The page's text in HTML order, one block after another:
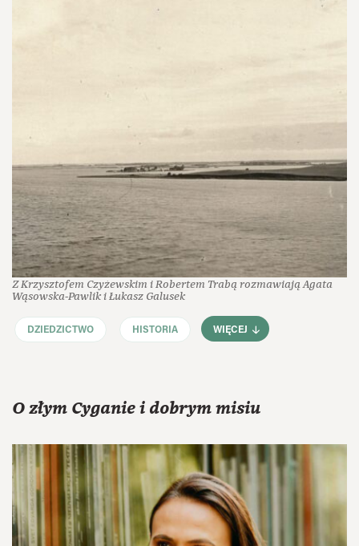
Z Krzysztofem Czyżewskim i Robertem Trabą rozmawiają Agata
Wąsowska‑Pawlik i Łukasz Galusek
DZIEDZICTWO HISTORIA WIĘCEJ
O złym Cyganie i dobrym misiu